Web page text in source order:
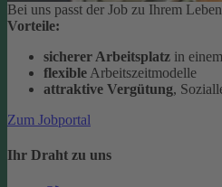
Bei uns passt der Job zu Ihrem
Vorteile:
sicherer Arbeitsplatz in
flexible Arbeitszeitmodelle
attraktive Vergütung,
Zum Jobportal
Ihr Draht zu uns